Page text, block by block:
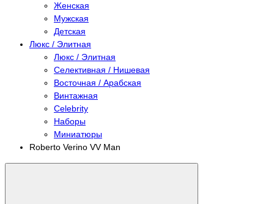
Женская
Мужская
Детская
Люкс / Элитная
Люкс / Элитная
Селективная / Нишевая
Восточная / Арабская
Винтажная
Celebrity
Наборы
Миниатюры
Roberto Verino VV Man